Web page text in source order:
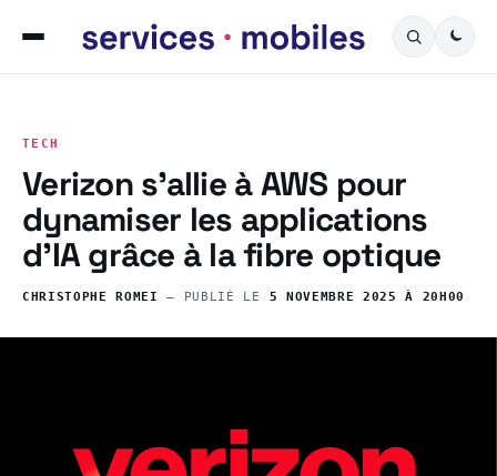
TECH
Verizon s’allie à AWS pour
dynamiser les applications
d’IA grâce à la fibre optique
CHRISTOPHE ROMEI — PUBLIÉ LE 5 NOVEMBRE 2025 À 20H00